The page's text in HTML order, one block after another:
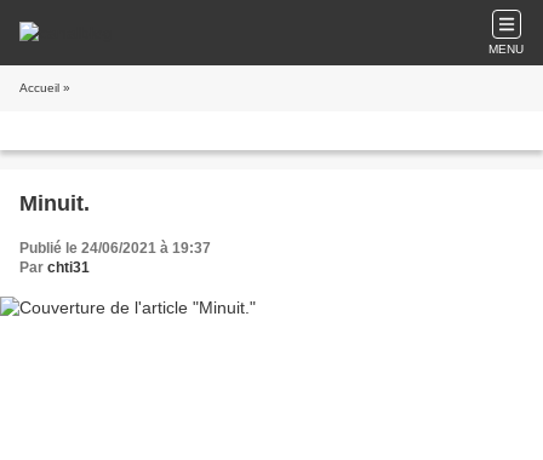
MENU
Accueil »
Minuit.
Publié le 24/06/2021 à 19:37
Par chti31